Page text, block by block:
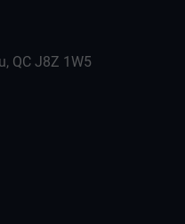
QC J8Z 1W5